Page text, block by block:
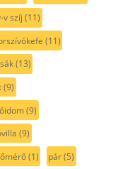
v szíj (11)
(11)
(13)
(9)
(9)
(9)
(1) pár(5)